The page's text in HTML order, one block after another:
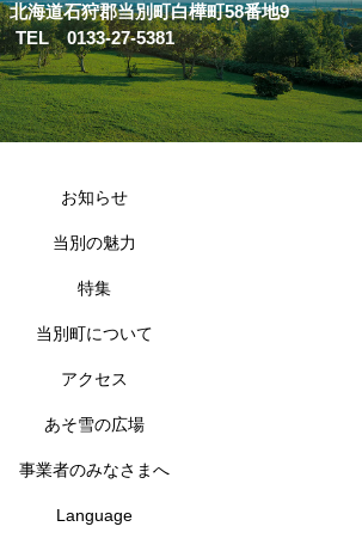
海道石狩郡当別町白樺町58番地9
TEL 0133-27-5381
お知らせ
当別の魅力
特集
当別町について
アクセス
あそ雪の広場
事業者のみなさまへ
Language